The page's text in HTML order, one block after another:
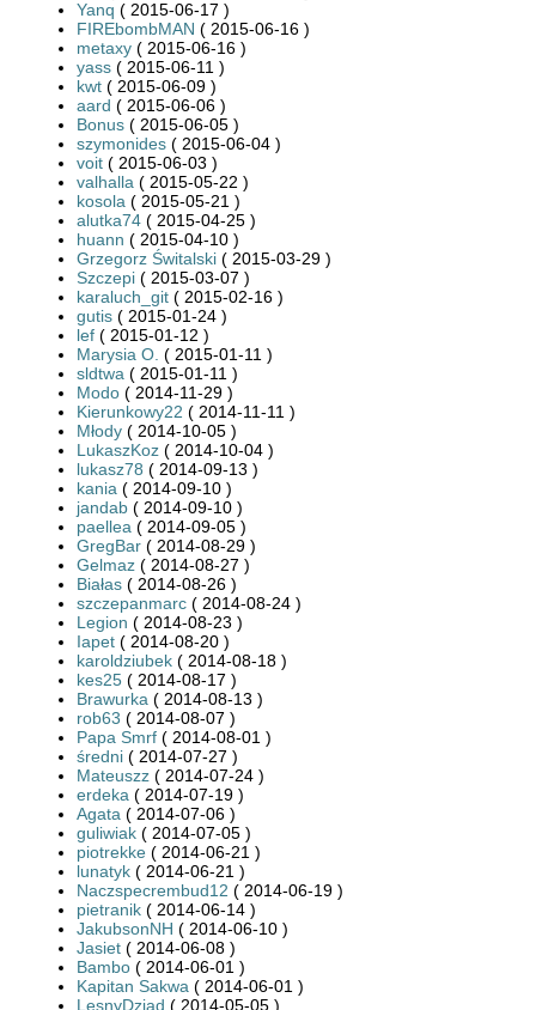
Yanq ( 2015-06-17 )
FIREbombMAN ( 2015-06-16 )
metaxy ( 2015-06-16 )
yass ( 2015-06-11 )
kwt ( 2015-06-09 )
aard ( 2015-06-06 )
Bonus ( 2015-06-05 )
szymonides ( 2015-06-04 )
voit ( 2015-06-03 )
valhalla ( 2015-05-22 )
kosola ( 2015-05-21 )
alutka74 ( 2015-04-25 )
huann ( 2015-04-10 )
Grzegorz Świtalski ( 2015-03-29 )
Szczepi ( 2015-03-07 )
karaluch_git ( 2015-02-16 )
gutis ( 2015-01-24 )
lef ( 2015-01-12 )
Marysia O. ( 2015-01-11 )
sldtwa ( 2015-01-11 )
Modo ( 2014-11-29 )
Kierunkowy22 ( 2014-11-11 )
Młody ( 2014-10-05 )
LukaszKoz ( 2014-10-04 )
lukasz78 ( 2014-09-13 )
kania ( 2014-09-10 )
jandab ( 2014-09-10 )
paellea ( 2014-09-05 )
GregBar ( 2014-08-29 )
Gelmaz ( 2014-08-27 )
Białas ( 2014-08-26 )
szczepanmarc ( 2014-08-24 )
Legion ( 2014-08-23 )
Iapet ( 2014-08-20 )
karoldziubek ( 2014-08-18 )
kes25 ( 2014-08-17 )
Brawurka ( 2014-08-13 )
rob63 ( 2014-08-07 )
Papa Smrf ( 2014-08-01 )
średni ( 2014-07-27 )
Mateuszz ( 2014-07-24 )
erdeka ( 2014-07-19 )
Agata ( 2014-07-06 )
guliwiak ( 2014-07-05 )
piotrekke ( 2014-06-21 )
lunatyk ( 2014-06-21 )
Naczspecrembud12 ( 2014-06-19 )
pietranik ( 2014-06-14 )
JakubsonNH ( 2014-06-10 )
Jasiet ( 2014-06-08 )
Bambo ( 2014-06-01 )
Kapitan Sakwa ( 2014-06-01 )
LesnyDziad ( 2014-05-05 )